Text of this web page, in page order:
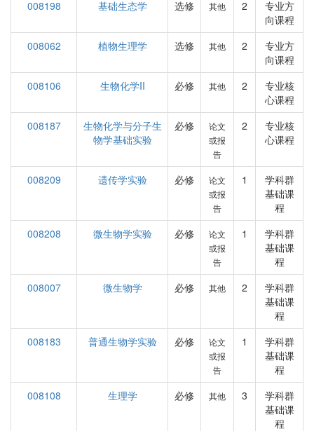
008198 基础生态学 选修 其他 2
专业方
向课程
008062
植物生理学 选修 其他 2
专业方
向课程
008106
生物化学II 必修 其他 2
专业核
心课程
008187
生物化学与分子生
物学基础实验
必修
论文
或报
告
2
专业核
心课程
008209 遗传学实验 必修
论文
或报
告
1
学科群
基础课
程
008208
微生物学实验 必修
论文
或报
告
1
学科群
基础课
程
008007
微生物学 必修 其他 2
学科群
基础课
程
008183
普通生物学实验 必修
论文
或报
告
1
学科群
基础课
程
008108
生理学 必修 其他 3
学科群
基础课
程